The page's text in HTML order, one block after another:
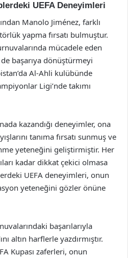
UEFA Deneyimleri
Manolo Jiménez, farklı
yapma fırsatı bulmuştur.
mücadele eden
başarıya dönüştürmeyi
Al-Ahli kulübünde
Ligi’nde takımı
kazandığı deneyimler, ona
tanıma fırsatı sunmuş ve
yeteneğini geliştirmiştir. Her
kadar dikkat çekici olmasa
UEFA deneyimleri, onun
yeteneğini gözler önüne
başarılarıyla
altın harflerle yazdırmıştır.
Kupası zaferleri, onun